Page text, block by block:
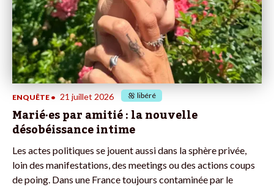
ENQUÊTE • 21 juillet 2026 libéré
Marié·es par amitié : la nouvelle
désobéissance intime
Les actes politiques se jouent aussi dans la sphère privée,
loin des manifestations, des meetings ou des actions coups
de poing. Dans une France toujours contaminée par le